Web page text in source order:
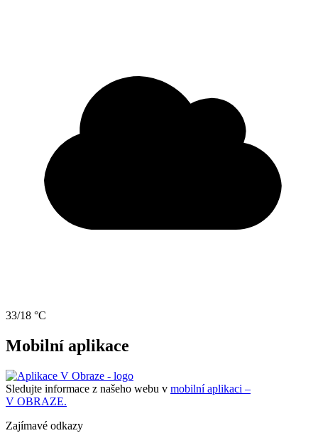
33/18 °C
Mobilní aplikace
Sledujte informace z našeho webu v mobilní aplikaci –
V OBRAZE.
Zajímavé odkazy